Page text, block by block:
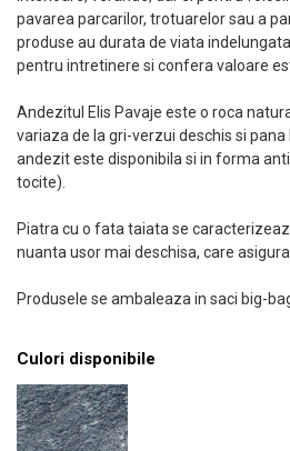
pavarea parcarilor, trotuarelor sau a
produse au durata de viata
pentru intretinere si confera valoare
Andezitul Elis Pavaje este o roca
variaza de la gri-verzui deschis si
andezit este disponibila si in forma
tocite).
Piatra cu o fata taiata se
nuanta usor mai deschisa, care
Produsele se ambaleaza in saci big-
Culori disponibile